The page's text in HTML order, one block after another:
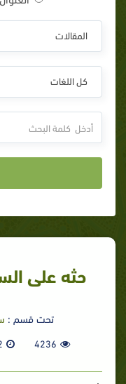
المقالات
كل اللغات
حثه على
تحت قسم :
4236